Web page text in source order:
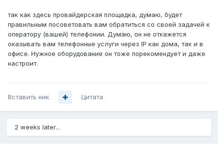
так как здесь провайдерская площадка, думаю, будет
правильным посоветовать вам обратиться со своей задачей к
оператору (вашей) телефонии. Думаю, он не откажется
оказывать вам телефонные услуги через IP как дома, так и в
офисе. Нужное оборудование он тоже порекомендует и даже
настроит.
Вставить ник Цитата
2 weeks later...